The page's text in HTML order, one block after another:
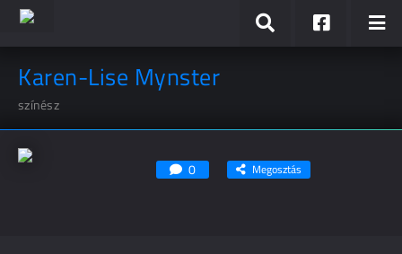
Karen-Lise Mynster
színész
0 Megosztás